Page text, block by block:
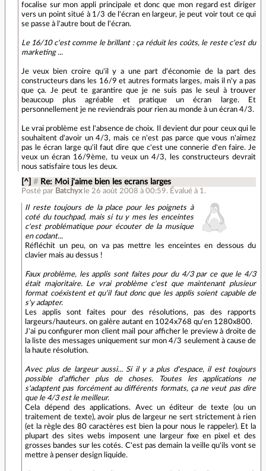
focalise sur mon appli principale et donc que mon regard est diriger
vers un point situé à 1/3 de l'écran en largeur, je peut voir tout ce qui
se passe à l'autre bout de l'écran.
Le 16/10 c'est comme le brillant : ça réduit les coûts, le reste c'est du
marketing ...
Je veux bien croire qu'il y a une part d'économie de la part des
constructeurs dans les 16/9 et autres formats larges, mais il n'y a pas
que ça. Je peut te garantire que je ne suis pas le seul à trouver
beaucoup plus agréable et pratique un écran large. Et
personnellement je ne reviendrais pour rien au monde à un écran 4/3.
Le vrai problème est l'absence de choix. Il devient dur pour ceux qui le
souhaitent d'avoir un 4/3, mais ce n'est pas parce que vous n'aimez
pas le écran large qu'il faut dire que c'est une connerie d'en faire. Je
veux un écran 16/9ème, tu veux un 4/3, les constructeurs devrait
nous satisfaire tous les deux.
[^] # Re: Moi j'aime bien les ecrans larges
Posté par Batchyx le 26 août 2008 à 00:59. Évalué à 1 .
Il reste toujours de la place pour les poignets à
coté du touchpad, mais si tu y mes les enceintes
c'est problématique pour écouter de la musique
en codant...
Réfléchit un peu, on va pas mettre les enceintes en dessous du
clavier mais au dessus !
Faux problème, les applis sont faites pour du 4/3 par ce que le 4/3
était majoritaire. Le vrai problème c'est que maintenant plusieur
format coéxistent et qu'il faut donc que les applis soient capable de
s'y adapter.
Les applis sont faites pour des résolutions, pas des rapports
largeurs/hauteurs. on galère autant en 1024x768 qu'en 1280x800.
J'ai pu configurer mon client mail pour afficher le preview à droite de
la liste des messages uniquement sur mon 4/3 seulement à cause de
la haute résolution.
Avec plus de largeur aussi... Si il y a plus d'espace, il est toujours
possible d'afficher plus de choses. Toutes les applications ne
s'adaptent pas forcément au différents formats, ça ne veut pas dire
que le 4/3 est le meilleur.
Cela dépend des applications. Avec un éditeur de texte (ou un
traitement de texte), avoir plus de largeur ne sert strictement à rien
(et la règle des 80 caractères est bien la pour nous le rappeler). Et la
plupart des sites webs imposent une largeur fixe en pixel et des
grosses bandes sur les cotés. C'est pas demain la veille qu'ils vont se
mettre à penser design liquide.